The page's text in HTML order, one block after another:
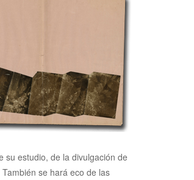
su estudio, de la divulgación de
se hará eco de las